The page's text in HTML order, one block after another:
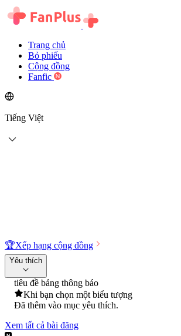
Trang chủ
Bỏ phiếu
Cộng đồng
Fanfic
Tiếng Việt
🏆Xếp hạng cộng đồng
Yêu thích
tiêu đề bảng thông báo
Khi bạn chọn một biểu tượng
Đã thêm vào mục yêu thích.
Xem tất cả bài đăng